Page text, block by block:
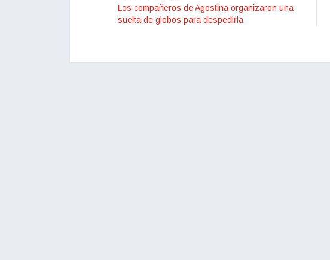
Los compañeros de Agostina organizaron una
suelta de globos para despedirla